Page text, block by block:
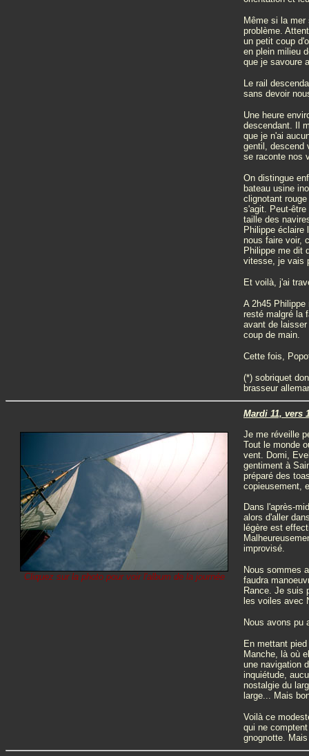
Même si la
problème.
un petit coup
en plein milieu
que je savoure
Le rail
sans devoir
Une heure
descendant. Il
que je n'ai
gentil, descend
se raconte nos
On distingue
bateau usine
clignotant
s'agit. Peut-
taille des
Philippe éclaire
nous faire voir,
Philippe me dit
vitesse, je vais
Et voilà, j'ai
A 2h45
resté malgré la
avant de
coup de main.
Cette fois,
(*) sobriquet
brasseur
Cliquez sur la photo pour voir l'album de la journée
Mardi 11, vers
Je me réveille
Tout le monde
vent. Domi,
gentiment à
préparé des
copieusement,
Dans l'après-
alors d'aller
légère est
improvisé.
Nous sommes
faudra
Rance. Je suis
les voiles avec
Nous avons pu
En mettant
Manche, là où
une navigation
inquiétude,
nostalgie du
large... Mais
Voilà ce
qui ne
gnognotte.